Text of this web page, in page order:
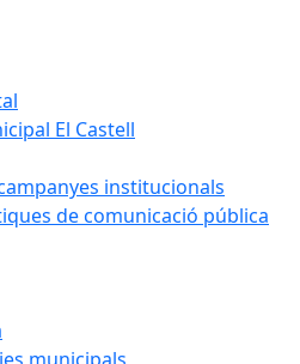
El Castell
institucionals
de comunicació pública